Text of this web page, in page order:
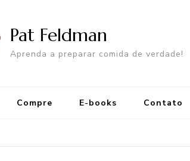
Pat Feldman
Aprenda a preparar comida de verdade!
Compre E-books Contato